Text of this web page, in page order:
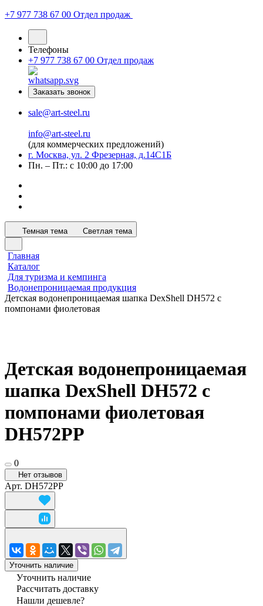
+7 977 738 67 00 Отдел продаж
Телефоны
+7 977 738 67 00 Отдел продаж
Заказать звонок
sale@art-steel.ru
info@art-steel.ru
(для коммерческих предложений)
г. Москва, ул. 2 Фрезерная, д.14С1Б
Пн. – Пт.: с 10:00 до 17:00
Темная тема Светлая тема
Главная
Каталог
Для туризма и кемпинга
Водонепроницаемая продукция
Детская водонепроницаемая шапка DexShell DH572 с
помпонами фиолетовая
Детская водонепроницаемая
шапка DexShell DH572 с
помпонами фиолетовая
DH572PP
0
Нет отзывов
Арт. DH572PP
Уточнить наличие
Уточнить наличие
Рассчитать доставку
Нашли дешевле?